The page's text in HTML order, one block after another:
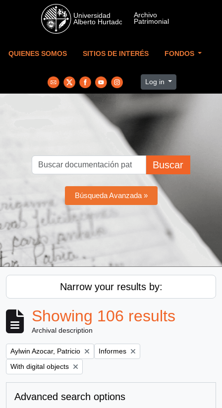
Skip to main content
QUIENES SOMOS SITIOS DE INTERÉS FONDOS
Log in
Buscar
Búsqueda Avanzada »
Narrow your results by:
Showing 106 results
Archival description
Remove filter:
Aylwin Azocar, Patricio Remove filter:
Informes
Remove filter:
With digital objects
Advanced search options